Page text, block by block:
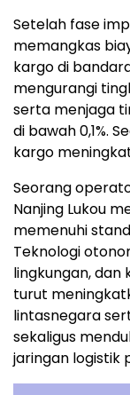
Setelah fase
memangkas
kargo di
mengurangi
serta menjaga
di bawah 0,1%.
kargo
Seorang
Nanjing Lukou
memenuhi
Teknologi
lingkungan, dan
turut
lintasnegara
sekaligus
jaringan logistik